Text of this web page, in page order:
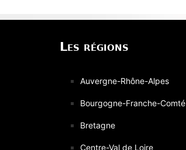
Les régions
Auvergne-Rhône-Alpes
Bourgogne-Franche-Comté
Bretagne
Centre-Val de Loire